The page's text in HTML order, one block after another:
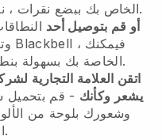
.com الخاص بك ببضع نقرات ، نحن نقوم بالعمل نيابة عنك.
أو قم بتوصيل أحد
Blackbell ، فيمكنك
الخاصة بك بسهولة بنطاقك.
اتقن العلامة التجارية
يشعر وكأنك - قم
وشعورك بلوحة من
المحتوى.